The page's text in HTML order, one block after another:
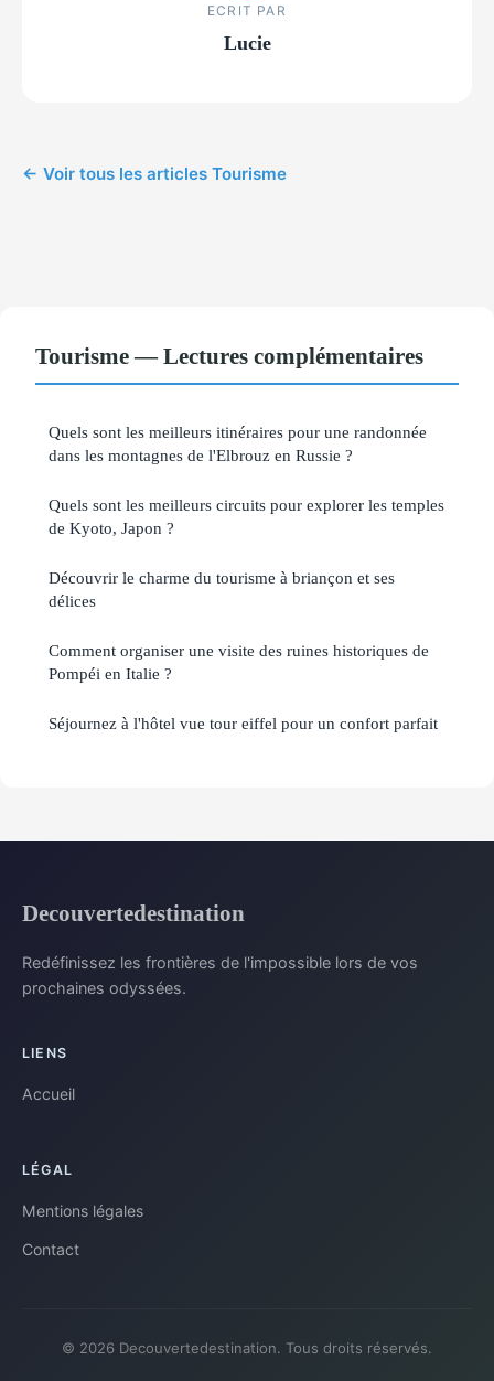
ECRIT PAR
Lucie
← Voir tous les articles Tourisme
Tourisme — Lectures complémentaires
Quels sont les meilleurs itinéraires pour une randonnée
dans les montagnes de l'Elbrouz en Russie ?
Quels sont les meilleurs circuits pour explorer les temples
de Kyoto, Japon ?
Découvrir le charme du tourisme à briançon et ses
délices
Comment organiser une visite des ruines historiques de
Pompéi en Italie ?
Séjournez à l'hôtel vue tour eiffel pour un confort parfait
Decouvertedestination
Redéfinissez les frontières de l'impossible lors de vos
prochaines odyssées.
LIENS
Accueil
LÉGAL
Mentions légales
Contact
© 2026 Decouvertedestination. Tous droits réservés.